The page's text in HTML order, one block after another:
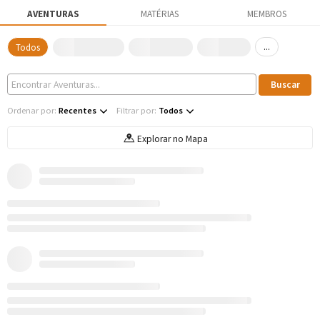
AVENTURAS MATÉRIAS MEMBROS
Todos ...
Ordenar por: Recentes Filtrar por: Todos
Explorar no Mapa